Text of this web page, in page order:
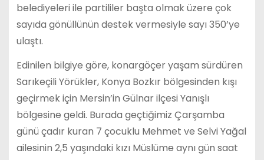
belediyeleri ile partililer başta olmak üzere çok
sayıda gönüllünün destek vermesiyle sayı 350’ye
ulaştı.
Edinilen bilgiye göre, konargöçer yaşam sürdüren
Sarıkeçili Yörükler, Konya Bozkır bölgesinden kışı
geçirmek için Mersin’in Gülnar ilçesi Yanışlı
bölgesine geldi. Burada geçtiğimiz Çarşamba
günü çadır kuran 7 çocuklu Mehmet ve Selvi Yağal
ailesinin 2,5 yaşındaki kızı Müslüme aynı gün saat